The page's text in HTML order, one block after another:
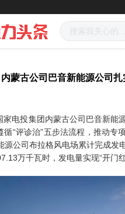
内蒙古公司巴音新能源公司
投集团内蒙古公司巴音新能源
循“评诊治”五步法流程，推动
源公司布拉格风电场累计完成
万千瓦时，发电量实现“开门